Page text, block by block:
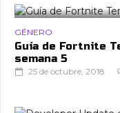
GÉNERO
Guía de Fortnite
semana 5
25 de octubre, 2018